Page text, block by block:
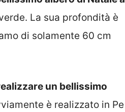
La sua profondità è
di solamente 60 cm
un bellissimo
è realizzato in Pe